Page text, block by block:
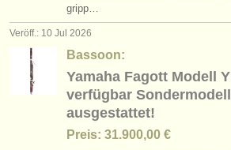
gripp…
Veröff.: 10 Jul 2026
Bassoon:
Yamaha Fagott Modell
verfügbar Sondermodell
ausgestattet!
Preis: 31.900,00 €